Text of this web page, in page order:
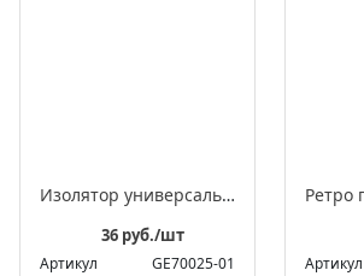
Изолятор универсальный фарфоровый для 2-3 жильного провода
36 руб./шт
Артикул
GE70025-01
Артикул